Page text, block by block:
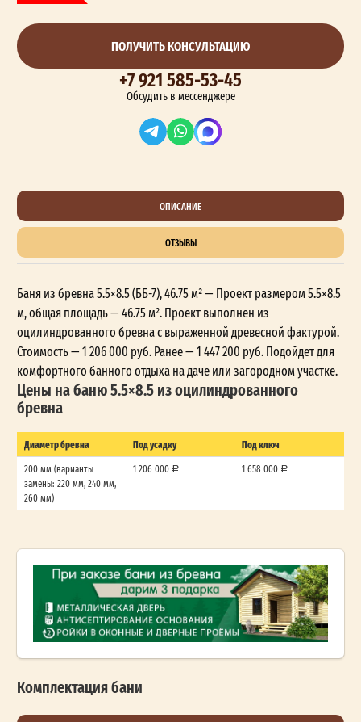
ПОЛУЧИТЬ КОНСУЛЬТАЦИЮ
+7 921 585-53-45
Обсудить в мессенджере
ОПИСАНИЕ
ОТЗЫВЫ
Баня из бревна 5.5×8.5 (ББ-7), 46.75 м² — Проект размером 5.5×8.5
м, общая площадь — 46.75 м². Проект выполнен из
оцилиндрованного бревна с выраженной древесной фактурой.
Стоимость — 1 206 000 руб. Ранее — 1 447 200 руб. Подойдет для
комфортного банного отдыха на даче или загородном участке.
Цены на баню 5.5×8.5 из оцилиндрованного
бревна
Диаметр бревна Под усадку Под ключ
200 мм (варианты
замены: 220 мм, 240 мм,
260 мм)
1 206 000 1 658 000
Комплектация бани